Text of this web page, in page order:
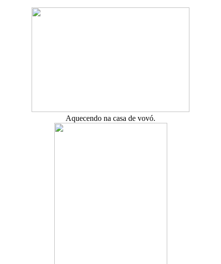
Aquecendo na casa de vovó.